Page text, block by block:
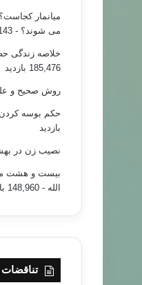
میانمار
می شوند؟ - 196,143 بازدید
خلاصه زندگی
185,476 بازدید
روش صحیح و
حکم بوسه کردن
بازدید
نصیب زن در
بیست و هشت
الله - 148,960 بازدید
تناقضات